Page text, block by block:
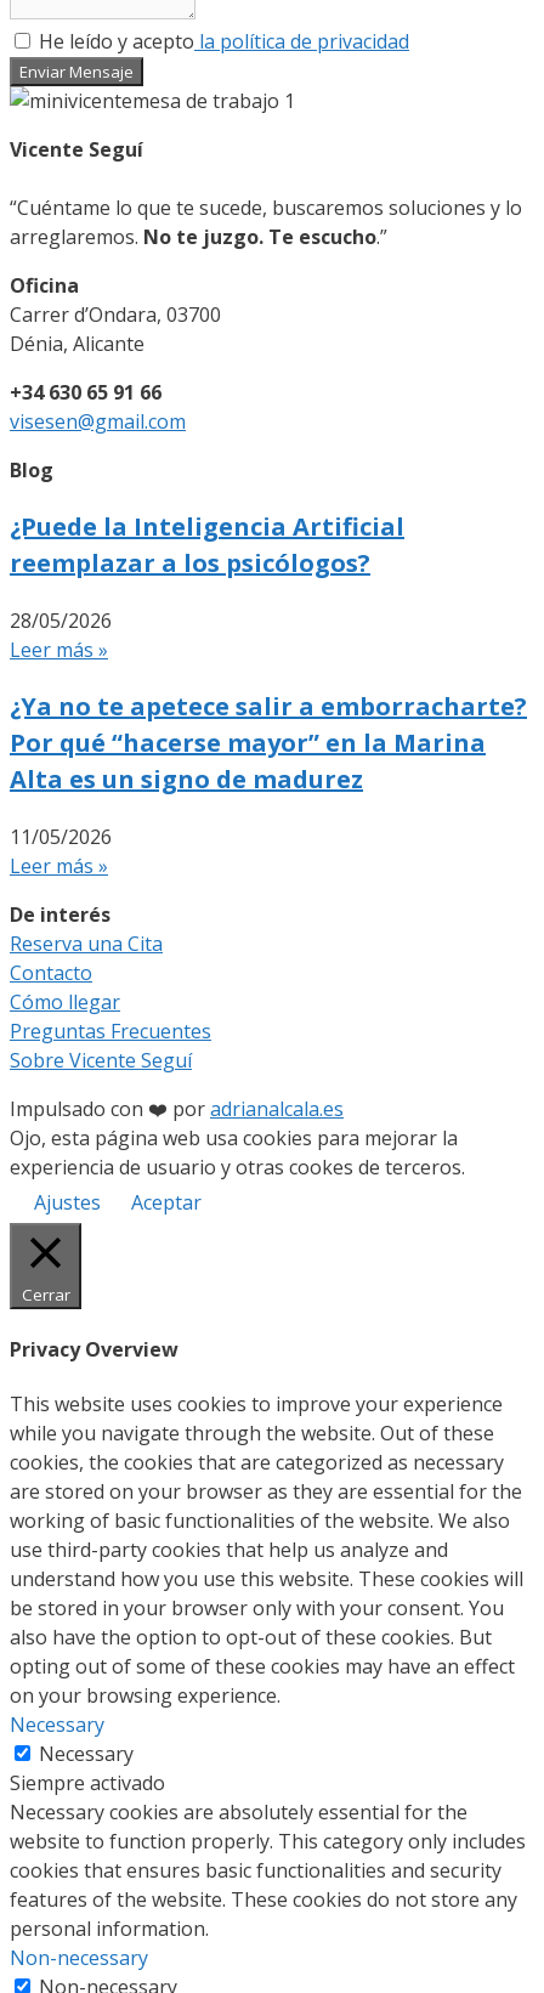
He leído y acepto la política de privacidad
Enviar Mensaje
Vicente Seguí
“Cuéntame lo que te sucede, buscaremos soluciones y lo
arreglaremos. No te juzgo. Te escucho.”
Oficina
Carrer d’Ondara, 03700
Dénia, Alicante
+34 630 65 91 66
visesen@gmail.com
Blog
¿Puede la Inteligencia Artificial
reemplazar a los psicólogos?
28/05/2026
Leer más »
¿Ya no te apetece salir a emborracharte?
Por qué “hacerse mayor” en la Marina
Alta es un signo de madurez
11/05/2026
Leer más »
De interés
Reserva una Cita
Contacto
Cómo llegar
Preguntas Frecuentes
Sobre Vicente Seguí
Impulsado con ❤️ poradrianalcala.es
Ojo, esta página web usa cookies para mejorar la
experiencia de usuario y otras cookes de terceros.
Ajustes
Aceptar
Cerrar
Privacy Overview
This website uses cookies to improve your experience
while you navigate through the website. Out of these
cookies, the cookies that are categorized as necessary
are stored on your browser as they are essential for the
working of basic functionalities of the website. We also
use third-party cookies that help us analyze and
understand how you use this website. These cookies will
be stored in your browser only with your consent. You
also have the option to opt-out of these cookies. But
opting out of some of these cookies may have an effect
on your browsing experience.
Necessary
Necessary
Siempre activado
Necessary cookies are absolutely essential for the
website to function properly. This category only includes
cookies that ensures basic functionalities and security
features of the website. These cookies do not store any
personal information.
Non-necessary
Non-necessary